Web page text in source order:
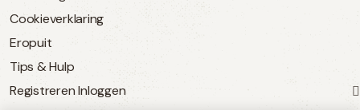
Cookieverklaring
Eropuit
Tips & Hulp
Registreren Inloggen